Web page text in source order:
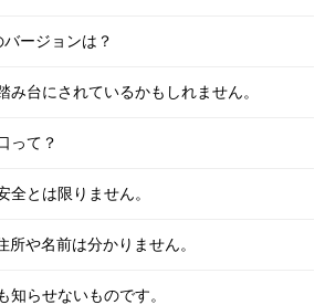
ージョンは？
み台にされているかもしれません。
って？
全とは限りません。
所や名前は分かりません。
知らせないものです。